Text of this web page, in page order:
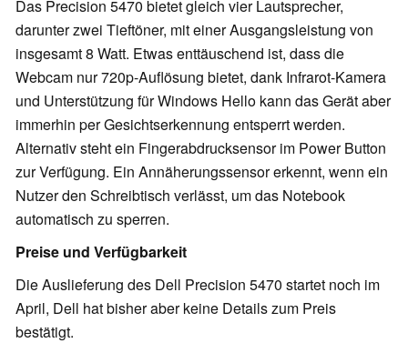
Das Precision 5470 bietet gleich vier Lautsprecher,
darunter zwei Tieftöner, mit einer Ausgangsleistung von
insgesamt 8 Watt. Etwas enttäuschend ist, dass die
Webcam nur 720p-Auflösung bietet, dank Infrarot-Kamera
und Unterstützung für Windows Hello kann das Gerät aber
immerhin per Gesichtserkennung entsperrt werden.
Alternativ steht ein Fingerabdrucksensor im Power Button
zur Verfügung. Ein Annäherungssensor erkennt, wenn ein
Nutzer den Schreibtisch verlässt, um das Notebook
automatisch zu sperren.
Preise und Verfügbarkeit
Die Auslieferung des Dell Precision 5470 startet noch im
April, Dell hat bisher aber keine Details zum Preis
bestätigt.